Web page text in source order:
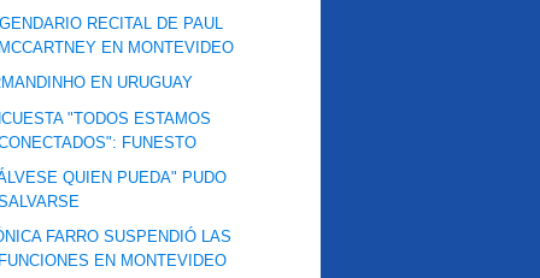
RECITAL DE PAUL
EN MONTEVIDEO
EN URUGUAY
"TODOS ESTAMOS
FUNESTO
QUIEN PUEDA" PUDO
FARRO SUSPENDIÓ LAS
EN MONTEVIDEO